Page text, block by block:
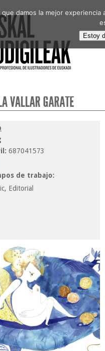
VALLAR GÁRATE
687041573
de trabajo:
Editorial
damos la mejor
Estoy